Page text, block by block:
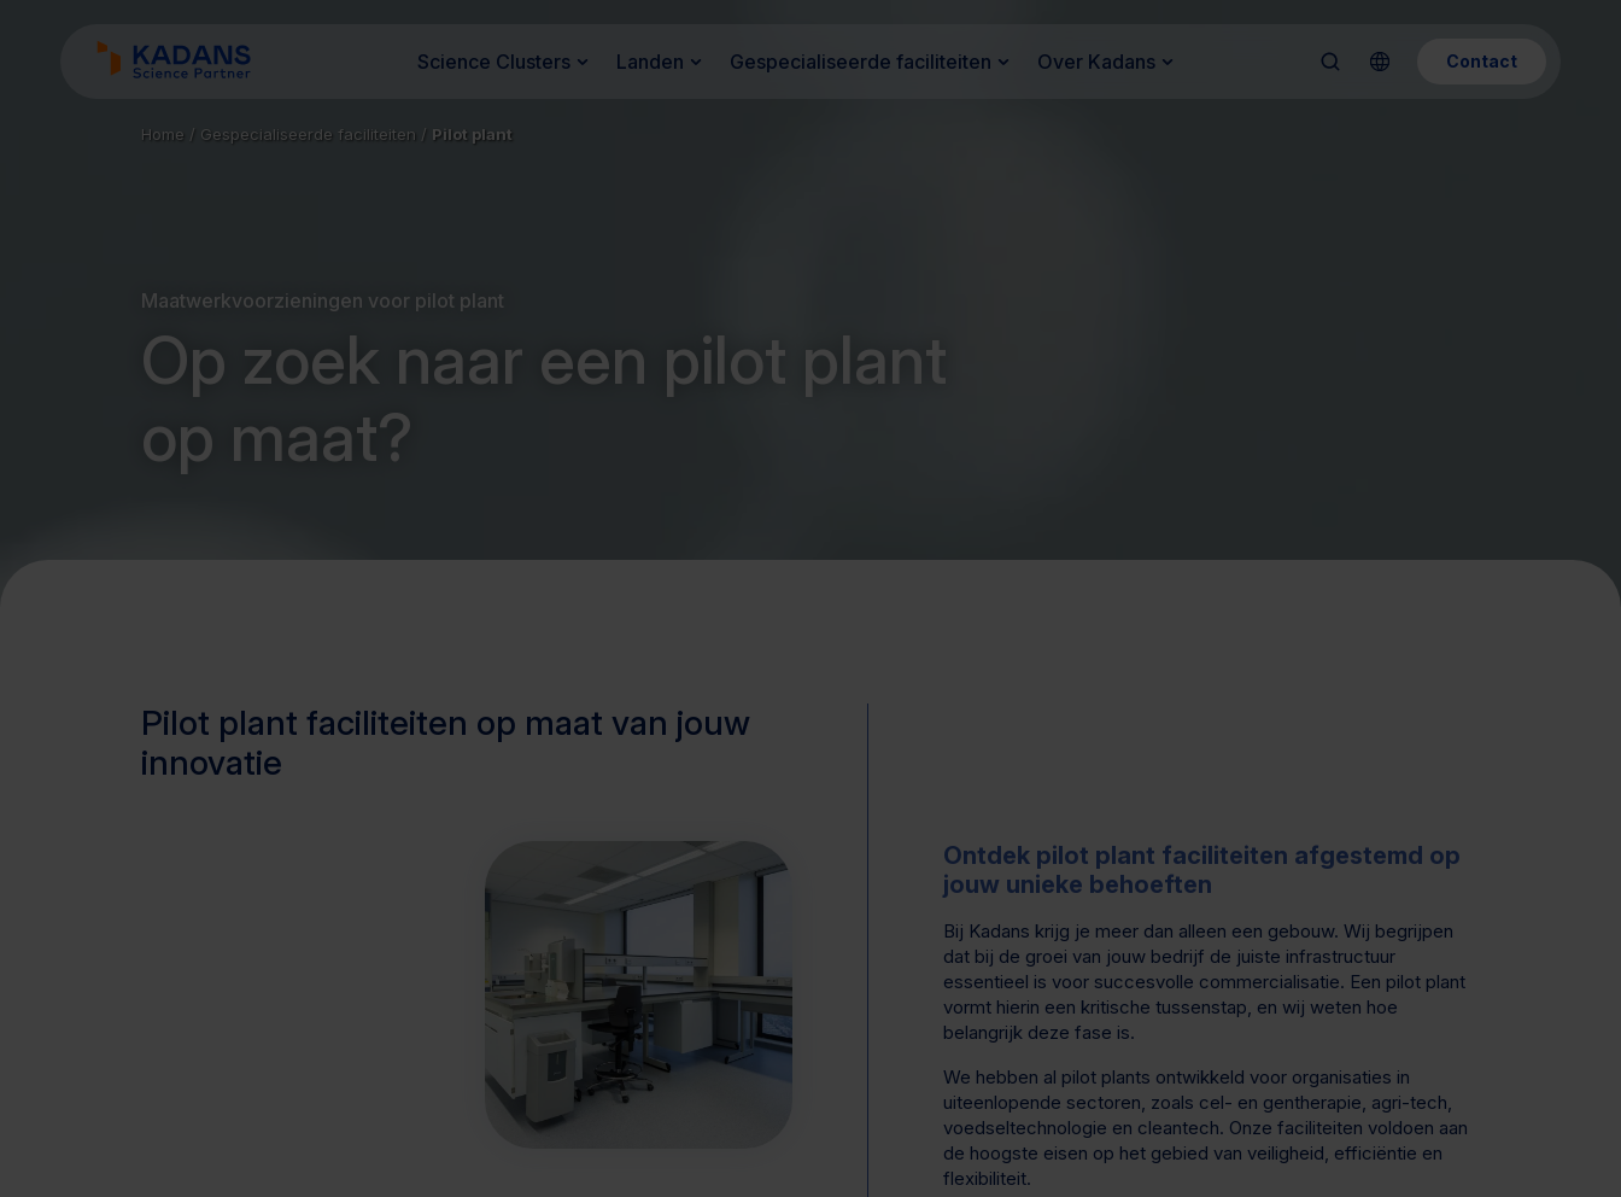
Science Clusters Landen Gespecialiseerde faciliteiten Over Kadans Contact
Home / Gespecialiseerde faciliteiten / Pilot plant
Maatwerkvoorzieningen voor pilot plant
Op zoek naar een pilot plant
op maat?
Pilot plant faciliteiten op maat van jouw
innovatie
Ontdek pilot plant faciliteiten afgestemd op
jouw unieke behoeften
Bij Kadans krijg je meer dan alleen een gebouw. Wij begrijpen
dat bij de groei van jouw bedrijf de juiste infrastructuur
essentieel is voor succesvolle commercialisatie. Een pilot plant
vormt hierin een kritische tussenstap, en wij weten hoe
belangrijk deze fase is.
We hebben al pilot plants ontwikkeld voor organisaties in
uiteenlopende sectoren, zoals cel- en gentherapie, agri-tech,
voedseltechnologie en cleantech. Onze faciliteiten voldoen aan
de hoogste eisen op het gebied van veiligheid, efficiëntie en
flexibiliteit.